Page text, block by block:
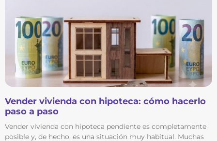
Vender vivienda con hipoteca: cómo hacerlo
paso a paso
Vender vivienda con hipoteca pendiente es completamente
posible y, de hecho, es una situación muy habitual. Muchas